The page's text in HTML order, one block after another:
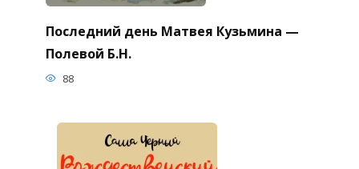
Последний день Матвея Кузьмина —
Полевой Б.Н.
88